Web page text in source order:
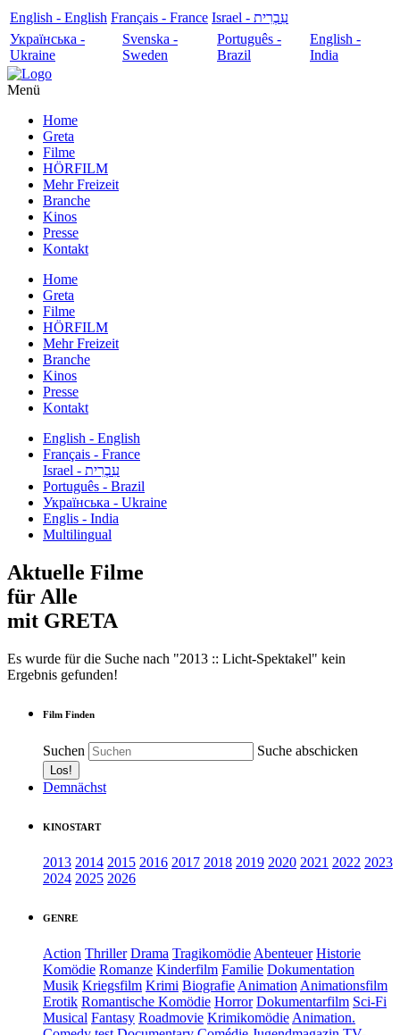
English - English Français - France
עִבְרִית - Israel
Українська -
Ukraine
Svenska -
Sweden
Português -
Brazil
English -
India
Menü
Home
Greta
Filme
HÖRFILM
Mehr Freizeit
Branche
Kinos
Presse
Kontakt
Home
Greta
Filme
HÖRFILM
Mehr Freizeit
Branche
Kinos
Presse
Kontakt
English - English
Français - France
עִבְרִית - Israel
Português - Brazil
Українська - Ukraine
Englis - India
Multilingual
Aktuelle Filme
für Alle
mit GRETA
Es wurde für die Suche nach "2013 :: Licht-Spektakel" kein
Ergebnis gefunden!
Film Finden
Suchen Suche abschicken
Demnächst
KINOSTART
2013 2014 2015 2016 2017 2018 2019 2020 2021 2022 2023
2024 2025 2026
GENRE
Action Thriller Drama Tragikomödie Abenteuer Historie
Komödie Romanze Kinderfilm Familie Dokumentation
Musik Kriegsfilm Krimi Biografie Animation Animationsfilm
Erotik Romantische Komödie Horror Dokumentarfilm Sci-Fi
Musical Fantasy Roadmovie Krimikomödie Animation.